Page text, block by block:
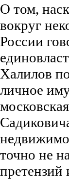
О том,
вокруг
России
Халилов
личное
точно не
претензий